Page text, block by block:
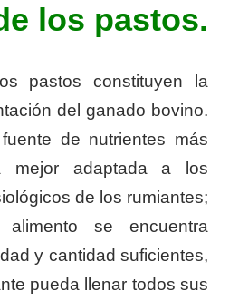
los pastos.
pastos constituyen la
del ganado bovino.
de nutrientes más
mejor adaptada a los
de los rumiantes;
se encuentra
y cantidad suficientes,
pueda llenar todos sus